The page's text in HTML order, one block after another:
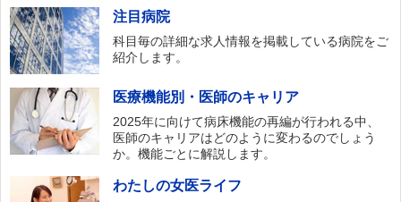
注目病院
科目毎の詳細な求人情報を掲載している病院をご
紹介します。
医療機能別・医師のキャリア
2025年に向けて病床機能の再編が行われる中、
医師のキャリアはどのように変わるのでしょう
か。機能ごとに解説します。
わたしの女医ライフ